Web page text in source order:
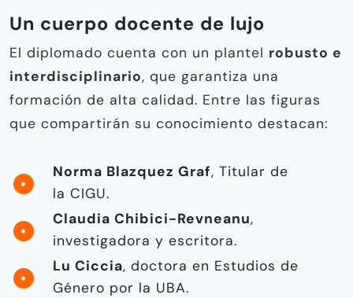
Un cuerpo docente de lujo
El diplomado cuenta con un plantel robusto e
interdisciplinario, que garantiza una
formación de alta calidad. Entre las figuras
que compartirán su conocimiento destacan:
Norma Blazquez Graf, Titular de
la CIGU.
Claudia Chibici-Revneanu,
investigadora y escritora.
Lu Ciccia, doctora en Estudios de
Género por la UBA.